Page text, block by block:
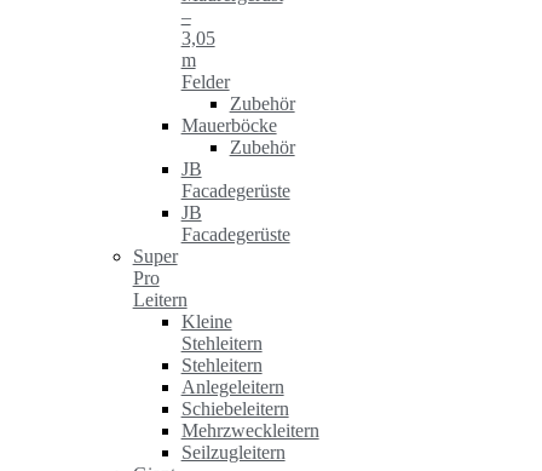
–
3,05
m
Felder
Zubehör
Mauerböcke
Zubehör
JB
Facadegerüste
JB
Facadegerüste
Super
Pro
Leitern
Kleine
Stehleitern
Stehleitern
Anlegeleitern
Schiebeleitern
Mehrzweckleitern
Seilzugleitern